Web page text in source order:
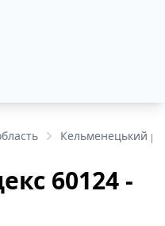
Кельменецький
60124 -